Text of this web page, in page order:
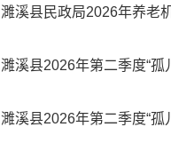
濉溪县民政局2026年养老
濉溪县2026年第二季度“孤
濉溪县2026年第二季度“孤